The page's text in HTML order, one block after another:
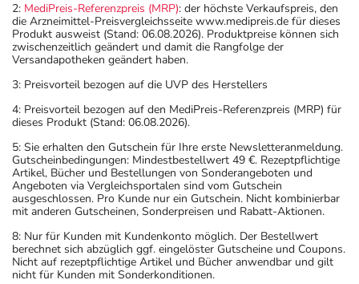
2: MediPreis-Referenzpreis (MRP): der höchste Verkaufspreis, den
die Arzneimittel-Preisvergleichsseite www.medipreis.de für dieses
Produkt ausweist (Stand: 06.08.2026). Produktpreise können sich
zwischenzeitlich geändert und damit die Rangfolge der
Versandapotheken geändert haben.
3: Preisvorteil bezogen auf die UVP des Herstellers
4: Preisvorteil bezogen auf den MediPreis-Referenzpreis (MRP) für
dieses Produkt (Stand: 06.08.2026).
5: Sie erhalten den Gutschein für Ihre erste Newsletteranmeldung.
Gutscheinbedingungen: Mindestbestellwert 49 €. Rezeptpflichtige
Artikel, Bücher und Bestellungen von Sonderangeboten und
Angeboten via Vergleichsportalen sind vom Gutschein
ausgeschlossen. Pro Kunde nur ein Gutschein. Nicht kombinierbar
mit anderen Gutscheinen, Sonderpreisen und Rabatt-Aktionen.
8: Nur für Kunden mit Kundenkonto möglich. Der Bestellwert
berechnet sich abzüglich ggf. eingelöster Gutscheine und Coupons.
Nicht auf rezeptpflichtige Artikel und Bücher anwendbar und gilt
nicht für Kunden mit Sonderkonditionen.